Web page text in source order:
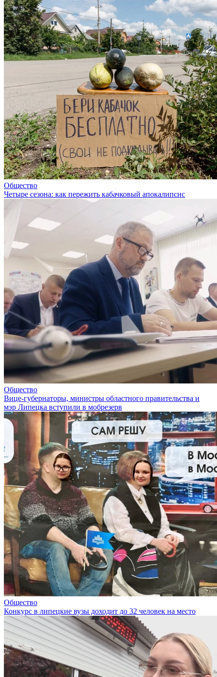
Общество
Четыре сезона: как пережить кабачковый апокалипсис
Общество
Вице-губернаторы, министры областного правительства и
мэр Липецка вступили в мобрезерв
Общество
Конкурс в липецкие вузы доходит до 32 человек на место